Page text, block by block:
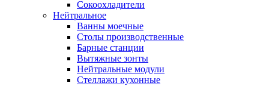
Сокоохладители
Нейтральное
Ванны моечные
Столы производственные
Барные станции
Вытяжные зонты
Нейтральные модули
Стеллажи кухонные